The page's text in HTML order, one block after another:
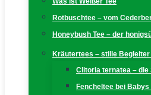
Rotbuschtee – vom
Honeybush Tee – der
Kräutertees – stille
Clitoria ternatea –
Fencheltee bei